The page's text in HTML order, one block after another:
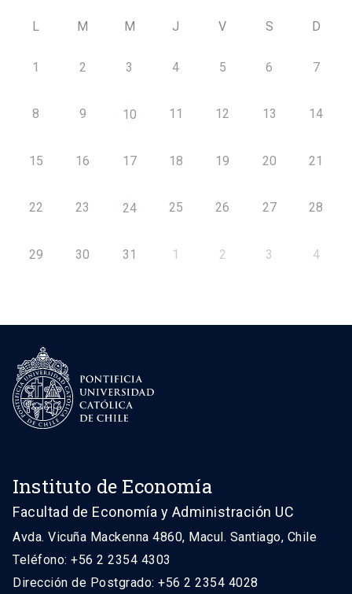
L M M J V S D
1 2 3 4 5 6 7
8 9 10 11 12 13 14
15 16 17 18 19 20 21
22 23 24 25 26 27 28
29 30 31 1 2 3 4
Instituto de Economía
Facultad de Economía y Administración UC
Avda. Vicuña Mackenna 4860, Macul. Santiago, Chile
Teléfono: +56 2 2354 4303
Dirección de Postgrado: +56 2 2354 4028